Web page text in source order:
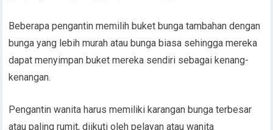
Beberapa pengantin memilih buket bunga tambahan dengan
bunga yang lebih murah atau bunga biasa sehingga mereka
dapat menyimpan buket mereka sendiri sebagai kenang-
kenangan.
Pengantin wanita harus memiliki karangan bunga terbesar
atau paling rumit, diikuti oleh pelayan atau wanita